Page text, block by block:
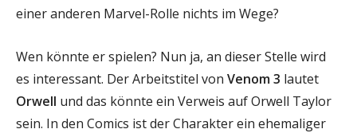
einer anderen Marvel-Rolle nichts im Wege?
Wen könnte er spielen? Nun ja, an dieser Stelle wird
es interessant. Der Arbeitstitel von Venom 3 lautet
Orwell und das könnte ein Verweis auf Orwell Taylor
sein. In den Comics ist der Charakter ein ehemaliger